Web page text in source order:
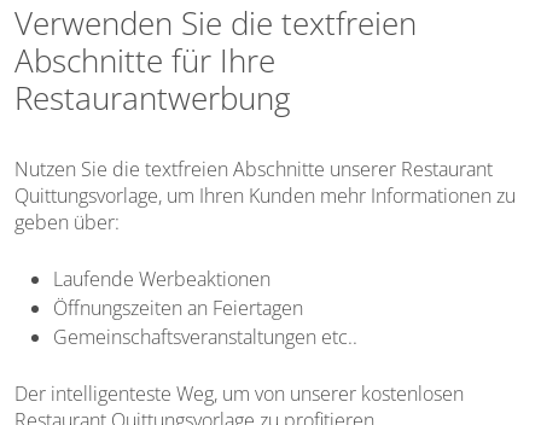
Verwenden Sie die textfreien
Abschnitte für Ihre
Restaurantwerbung
Nutzen Sie die textfreien Abschnitte unserer Restaurant
Quittungsvorlage, um Ihren Kunden mehr Informationen zu
geben über:
Laufende Werbeaktionen
Öffnungszeiten an Feiertagen
Gemeinschaftsveranstaltungen etc..
Der intelligenteste Weg, um von unserer kostenlosen